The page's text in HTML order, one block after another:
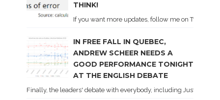
THINK!
If you want more updates, follow me on Twitter .
IN FREE FALL IN QUEBEC,
ANDREW SCHEER NEEDS A
GOOD PERFORMANCE TONIGHT
AT THE ENGLISH DEBATE
Finally, the leaders' debate with everybody, including Justin